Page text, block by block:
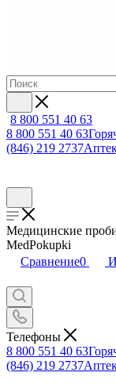
8 800 551 40 63
8 800 551 40 63
(846) 219 2737
Медицинские
MedPokupki
Сравнение0
Телефоны
8 800 551 40 63
(846) 219 2737